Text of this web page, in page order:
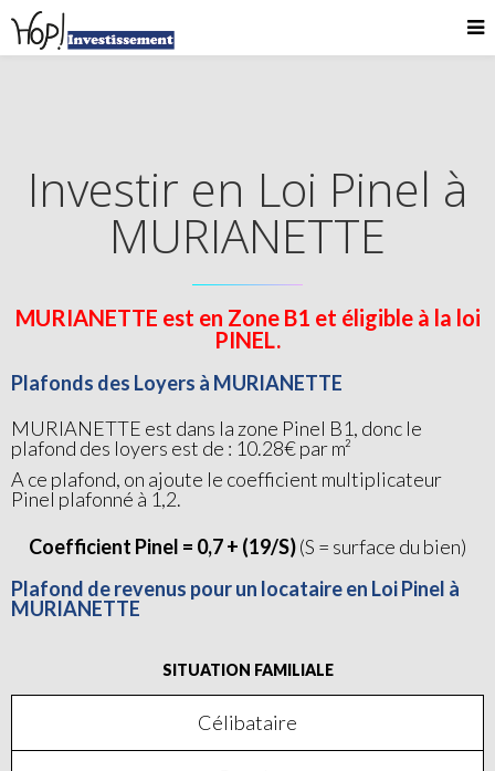
Investir en Loi Pinel à
MURIANETTE
MURIANETTE est en Zone B1 et éligible à la loi
PINEL.
Plafonds des Loyers à MURIANETTE
MURIANETTE est dans la zone Pinel B1, donc le
plafond des loyers est de : 10.28€ par m²
A ce plafond, on ajoute le coefficient multiplicateur
Pinel plafonné à 1,2.
Coefficient Pinel = 0,7 + (19/S)(S = surface du bien)
Plafond de revenus pour un locataire en Loi Pinel à
MURIANETTE
SITUATION FAMILIALE
Célibataire